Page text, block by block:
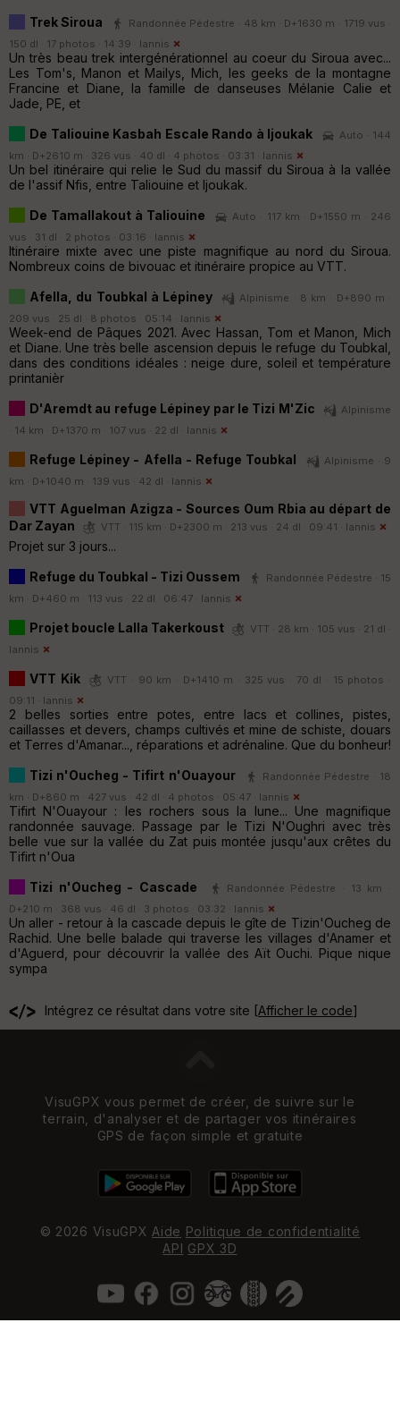
Trek Siroua
Randonnée Pédestre · 48 km · D+1630 m · 1719 vus ·
150 dl · 17 photos · 14:39 · Iannis
Un très beau trek intergénérationnel au coeur du Siroua avec...
Les Tom's, Manon et Mailys, Mich, les geeks de la montagne
Francine et Diane, la famille de danseuses Mélanie Calie et
Jade, PE, et
De Taliouine Kasbah Escale Rando à Ijoukak
Auto · 144
km · D+2610 m · 326 vus · 40 dl · 4 photos · 03:31 · Iannis
Un bel itinéraire qui relie le Sud du massif du Siroua à la vallée
de l'assif Nfis, entre Taliouine et Ijoukak.
De Tamallakout à Taliouine
Auto · 117 km · D+1550 m · 246
vus · 31 dl · 2 photos · 03:16 · Iannis
Itinéraire mixte avec une piste magnifique au nord du Siroua.
Nombreux coins de bivouac et itinéraire propice au VTT.
Afella, du Toubkal à Lépiney
Alpinisme · 8 km · D+890 m ·
209 vus · 25 dl · 8 photos · 05:14 · Iannis
Week-end de Pâques 2021. Avec Hassan, Tom et Manon, Mich
et Diane. Une très belle ascension depuis le refuge du Toubkal,
dans des conditions idéales : neige dure, soleil et température
printanièr
D'Aremdt au refuge Lépiney par le Tizi M'Zic
Alpinisme
· 14 km · D+1370 m · 107 vus · 22 dl · Iannis
Refuge Lépiney - Afella - Refuge Toubkal
Alpinisme · 9
km · D+1040 m · 139 vus · 42 dl · Iannis
VTT Aguelman Azigza - Sources Oum Rbia au départ de
Dar Zayan
VTT · 115 km · D+2300 m · 213 vus · 24 dl · 09:41 · Iannis
Projet sur 3 jours...
Refuge du Toubkal - Tizi Oussem
Randonnée Pédestre · 15
km · D+460 m · 113 vus · 22 dl · 06:47 · Iannis
Projet boucle Lalla Takerkoust
VTT · 28 km · 105 vus · 21 dl ·
Iannis
VTT Kik
VTT · 90 km · D+1410 m · 325 vus · 70 dl · 15 photos ·
09:11 · Iannis
2 belles sorties entre potes, entre lacs et collines, pistes,
caillasses et devers, champs cultivés et mine de schiste, douars
et Terres d'Amanar..., réparations et adrénaline. Que du bonheur!
Tizi n'Oucheg - Tifirt n'Ouayour
Randonnée Pédestre · 18
km · D+860 m · 427 vus · 42 dl · 4 photos · 05:47 · Iannis
Tifirt N'Ouayour : les rochers sous la lune... Une magnifique
randonnée sauvage. Passage par le Tizi N'Oughri avec très
belle vue sur la vallée du Zat puis montée jusqu'aux crêtes du
Tifirt n'Oua
Tizi n'Oucheg - Cascade
Randonnée Pédestre · 13 km ·
D+210 m · 368 vus · 46 dl · 3 photos · 03:32 · Iannis
Un aller - retour à la cascade depuis le gîte de Tizin'Oucheg de
Rachid. Une belle balade qui traverse les villages d'Anamer et
d'Aguerd, pour découvrir la vallée des Aït Ouchi. Pique nique
sympa
Intégrez ce résultat dans votre site [Afficher le code]
VisuGPX vous permet de créer, de suivre sur le
terrain, d'analyser et de partager vos itinéraires
GPS de façon simple et gratuite
© 2026 VisuGPX Aide Politique de confidentialité
API GPX 3D